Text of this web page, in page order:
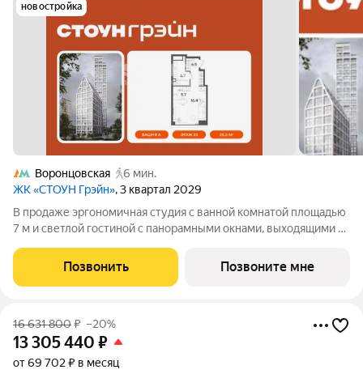
новостройка
Воронцовская
6 мин.
ЖК «СТОУН Грэйн», 3 квартал 2029
В продаже эргономичная студия с ванной комнатой площадью
7 м и светлой гостиной с панорамными окнами, выходящими на
возможность организовать угловую кухню с полноценным
вместительным гарнитуром
Позвонить Позвоните мне
16 631 800₽ –20%
13 305 440 ₽
от 69 702 ₽ в месяц